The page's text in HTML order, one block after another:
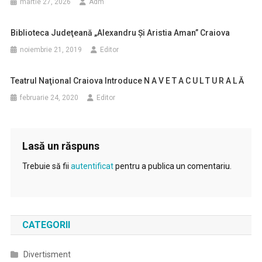
martie 27, 2026 Adm
Biblioteca Judeţeană „Alexandru Şi Aristia Aman” Craiova
noiembrie 21, 2019 Editor
Teatrul Naţional Craiova Introduce N A V E T A C U L T U R A L Ă
februarie 24, 2020 Editor
Lasă un răspuns
Trebuie să fii autentificatpentru a publica un comentariu.
CATEGORII
Divertisment